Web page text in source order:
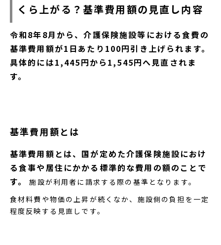
くら上がる？基準費用額の見直し内容
令和8年8月から、介護保険施設等における食費の
基準費用額が1日あたり100円引き上げられます。
具体的には1,445円から1,545円へ見直されま
す。
基準費用額とは
基準費用額とは、国が定めた介護保険施設におけ
る食事や居住にかかる標準的な費用の額のことで
す。
施設が利用者に請求する際の基準となります。
食材料費や物価の上昇が続くなか、施設側の負担を一定
程度反映する見直しです。